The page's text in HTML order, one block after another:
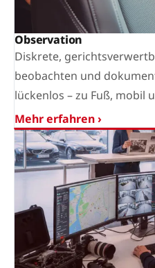
Observation
Diskrete,
beobachten und
lückenlos – zu Fuß, mobil
Mehr erfahren ›